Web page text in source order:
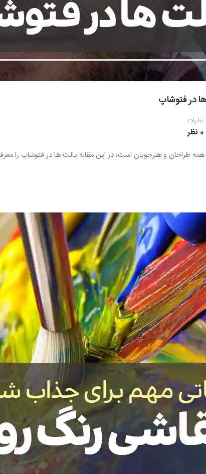
در فتوشاپ
نظرات
0 نظر
طراحان و هنرجویان است، در این مقاله پالت ها در فتوشاپ را